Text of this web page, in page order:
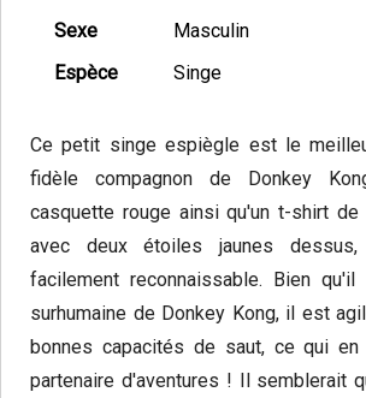
Sexe
Masculin
Espèce
Singe
Ce petit singe espiègle est le
fidèle compagnon de Donkey
casquette rouge ainsi qu'un t-shirt de
avec deux étoiles jaunes
facilement reconnaissable. Bien
surhumaine de Donkey Kong, il est
bonnes capacités de saut, ce qui
partenaire d'aventures ! Il semblerait